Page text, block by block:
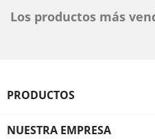
Los productos más
PRODUCTOS
NUESTRA EMPRESA